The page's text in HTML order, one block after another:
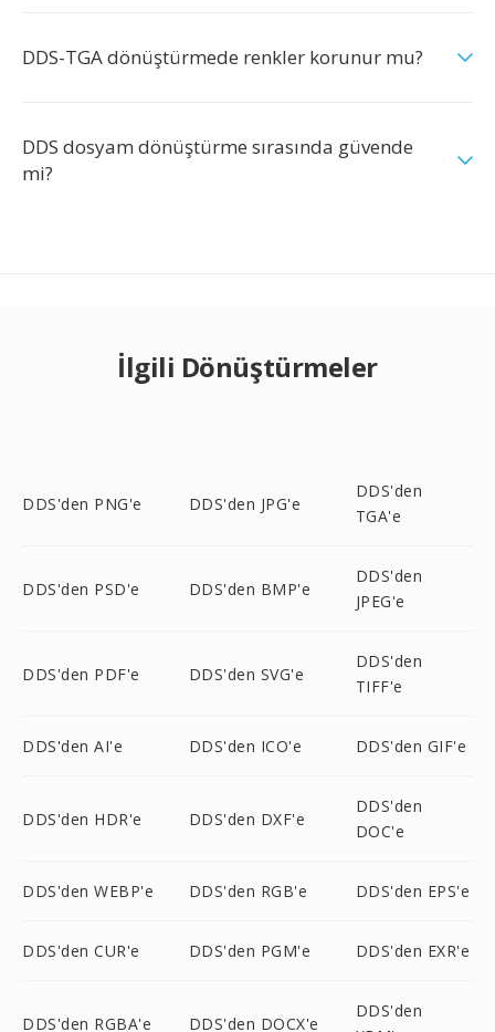
DDS-TGA dönüştürmede renkler korunur mu?
DDS dosyam dönüştürme sırasında güvende
mi?
İlgili Dönüştürmeler
DDS'den PNG'e DDS'den JPG'e
DDS'den
TGA'e
DDS'den PSD'e DDS'den BMP'e
DDS'den
JPEG'e
DDS'den PDF'e DDS'den SVG'e
DDS'den
TIFF'e
DDS'den AI'e DDS'den ICO'e DDS'den GIF'e
DDS'den HDR'e DDS'den DXF'e
DDS'den
DOC'e
DDS'den WEBP'e DDS'den RGB'e DDS'den EPS'e
DDS'den CUR'e DDS'den PGM'e DDS'den EXR'e
DDS'den RGBA'e DDS'den DOCX'e
DDS'den